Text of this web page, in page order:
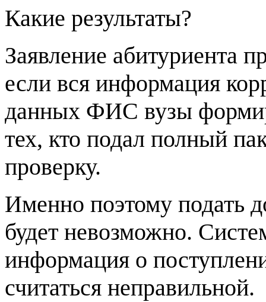
Какие результаты?
Заявление абитуриента
если вся информация
данных ФИС вузы
тех, кто подал полный
проверку.
Именно поэтому подать
будет невозможно.
информация о
считаться неправильной.